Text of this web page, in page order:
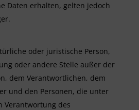
Daten erhalten, gelten jedoch
oder juristische Person,
oder andere Stelle außer der
dem Verantwortlichen, dem
und den Personen, die unter
Verantwortung des